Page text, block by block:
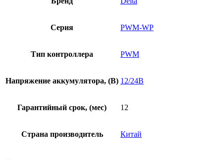
Серия PWM-WP
Тип контроллера PWM
Напряжение аккумулятора, (В) 12/24В
Гарантийный срок, (мес) 12
Страна производитель Китай